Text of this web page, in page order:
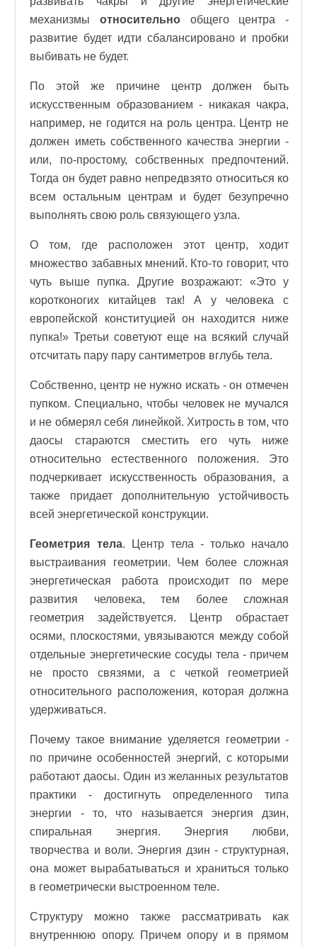
механизмыотносительно общего центра -
развитие будет идти сбалансировано и пробки
выбивать не будет.
По этой же причине центр должен быть
искусственным образованием - никакая чакра,
например, не годится на роль центра. Центр не
должен иметь собственного качества энергии -
или, по-простому, собственных предпочтений.
Тогда он будет равно непредвзято относиться ко
всем остальным центрам и будет безупречно
выполнять свою роль связующего узла.
О том, где расположен этот центр, ходит
множество забавных мнений. Кто-то говорит, что
чуть выше пупка. Другие возражают: «Это у
коротконогих китайцев так! А у человека с
европейской конституцией он находится ниже
пупка!» Третьи советуют еще на всякий случай
отсчитать пару пару сантиметров вглубь тела.
Собственно, центр не нужно искать - он отмечен
пупком. Специально, чтобы человек не мучался
и не обмерял себя линейкой. Хитрость в том, что
даосы стараются сместить его чуть ниже
относительно естественного положения. Это
подчеркивает искусственность образования, а
также придает дополнительную устойчивость
всей энергетической конструкции.
Геометрия тела. Центр тела - только начало
выстраивания геометрии. Чем более сложная
энергетическая работа происходит по мере
развития человека, тем более сложная
геометрия задействуется. Центр обрастает
осями, плоскостями, увязываются между собой
отдельные энергетические сосуды тела - причем
не просто связями, а с четкой геометрией
относительного расположения, которая должна
удерживаться.
Почему такое внимание уделяется геометрии -
по причине особенностей энергий, с которыми
работают даосы. Один из желанных результатов
практики - достигнуть определенного типа
энергии - то, что называется энергия дзин,
спиральная энергия. Энергия любви,
творчества и воли. Энергия дзин - структурная,
она может вырабатываться и храниться только
в геометрически выстроенном теле.
Структуру можно также рассматривать как
внутреннюю опору. Причем опору и в прямом